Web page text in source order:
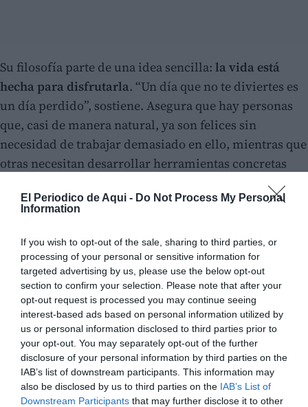
El Periodico de Aqui - Do Not Process My Personal
Information
If you wish to opt-out of the sale, sharing to third parties, or
processing of your personal or sensitive information for
targeted advertising by us, please use the below opt-out
section to confirm your selection. Please note that after your
opt-out request is processed you may continue seeing
interest-based ads based on personal information utilized by
us or personal information disclosed to third parties prior to
your opt-out. You may separately opt-out of the further
disclosure of your personal information by third parties on the
IAB’s list of downstream participants. This information may
also be disclosed by us to third parties on the IAB’s List of
Downstream Participants that may further disclose it to other
Su filosofía parte de una idea sencilla: la vida está
hecha para disfrutarla. “Un día que no te diviertes es
un día perdido”, sostiene. Asegura que hay personas
que, casi de manera natural, ya son felices sin
necesidad de trabajar demasiado en ello, mientras que
otras necesitan desarrollar herramientas concretas
para alcanzar ese bienestar. Su propuesta está pensada
tanto para quienes quieren mejorar su estado
De “planes” a “mestre”
Con humor, reconoce también que durante la primera
etapa de su vida fue “muy [de] Planes”, en referencia a
su obsesión por organizarlo todo y vivir pendiente de
objetivos. Ahora, afirma sentirse más “Mestre”, su
segundo apellido y también “maestro” en valenciano,
una etapa en la que prioriza enseñar, compartir y
disfrutar más del presente.